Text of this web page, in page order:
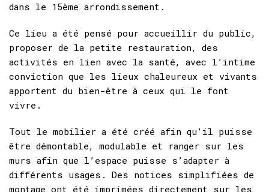
dans le 15ème arrondissement.
Ce lieu a été pensé pour accueillir du public,
proposer de la petite restauration, des
activités en lien avec la santé, avec l’intime
conviction que les lieux chaleureux et vivants
apportent du bien-être à ceux qui le font
vivre.
Tout le mobilier a été créé afin qu’il puisse
être démontable, modulable et ranger sur les
murs afin que l’espace puisse s’adapter à
différents usages. Des notices simplifiées de
montage ont été imprimées directement sur les